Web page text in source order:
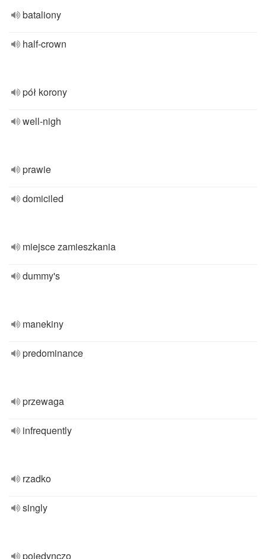
bataliony
half-crown
pół korony
well-nigh
prawie
domiciled
miejsce zamieszkania
dummy's
manekiny
predominance
przewaga
infrequently
rzadko
singly
pojedynczo